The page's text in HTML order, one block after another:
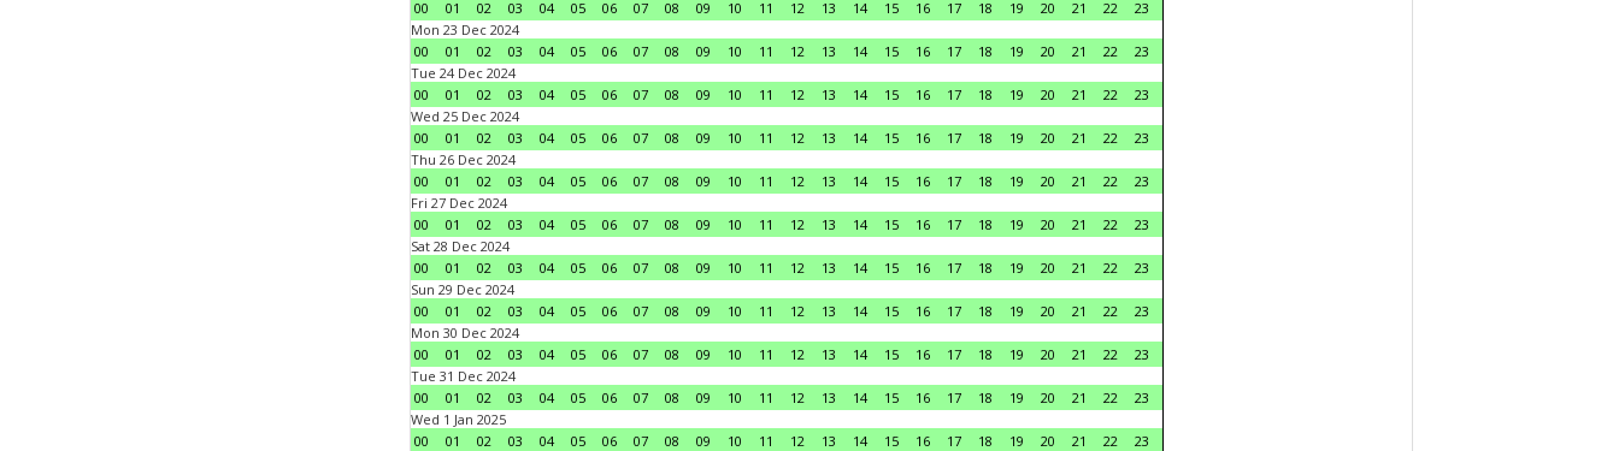
00
01 02 03 04 05 06 07 08 09 10 11 12 13 14 15 16 17 18 19 20 21 22
23
Mon 23 Dec 2024
00
01 02 03 04 05 06 07 08 09 10 11 12 13 14 15 16 17 18 19 20 21 22
23
Tue 24 Dec 2024
00
01 02 03 04 05 06 07 08 09 10 11 12 13 14 15 16 17 18 19 20 21 22
23
Wed 25 Dec 2024
00
01 02 03 04 05 06 07 08 09 10 11 12 13 14 15 16 17 18 19 20 21 22
23
Thu 26 Dec 2024
00
01 02 03 04 05 06 07 08 09 10 11 12 13 14 15 16 17 18 19 20 21 22
23
Fri 27 Dec 2024
00
01 02 03 04 05 06 07 08 09 10 11 12 13 14 15 16 17 18 19 20 21 22
23
Sat 28 Dec 2024
00
01 02 03 04 05 06 07 08 09 10 11 12 13 14 15 16 17 18 19 20 21 22
23
Sun 29 Dec 2024
00
01 02 03 04 05 06 07 08 09 10 11 12 13 14 15 16 17 18 19 20 21 22
23
Mon 30 Dec 2024
00
01 02 03 04 05 06 07 08 09 10 11 12 13 14 15 16 17 18 19 20 21 22
23
Tue 31 Dec 2024
00
01 02 03 04 05 06 07 08 09 10 11 12 13 14 15 16 17 18 19 20 21 22
23
Wed 1 Jan 2025
00
01 02 03 04 05 06 07 08 09 10 11 12 13 14 15 16 17 18 19 20 21 22
23